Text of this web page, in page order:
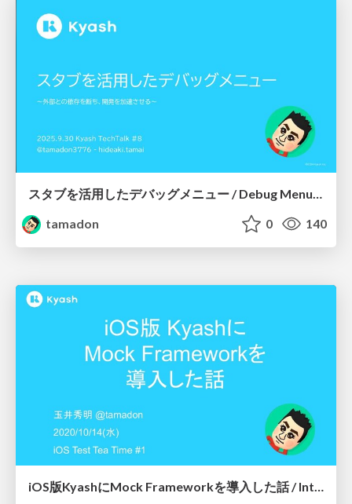
スタブを活用したデバッグメニュー / Debug Menu Using Stubs
tamadon
0 140